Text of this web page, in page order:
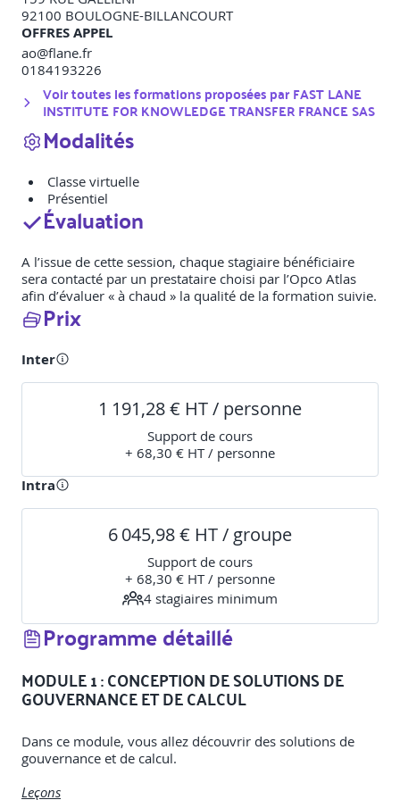
92100 BOULOGNE-BILLANCOURT
OFFRES APPEL
ao@flane.fr
0184193226
Voir toutes les formations proposées parFAST LANE
INSTITUTE FOR KNOWLEDGE TRANSFER FRANCE SAS
Modalités
Classe virtuelle
Présentiel
Évaluation
A l’issue de cette session, chaque stagiaire bénéficiaire
sera contacté par un prestataire choisi par l’Opco Atlas
afin d’évaluer « à chaud » la qualité de la formation suivie.
Prix
Inter
1 191,28 € HT / personne
Support de cours
+ 68,30 € HT / personne
Intra
6 045,98 € HT / groupe
Support de cours
+ 68,30 € HT / personne
4 stagiaires minimum
Programme détaillé
MODULE 1 : CONCEPTION DE SOLUTIONS DE
GOUVERNANCE ET DE CALCUL
Dans ce module, vous allez découvrir des solutions de
gouvernance et de calcul.
Leçons